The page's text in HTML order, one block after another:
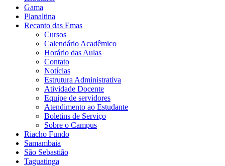
Gama
Planaltina
Recanto das Emas
Cursos
Calendário Acadêmico
Horário das Aulas
Contato
Notícias
Estrutura Administrativa
Atividade Docente
Equipe de servidores
Atendimento ao Estudante
Boletins de Serviço
Sobre o Campus
Riacho Fundo
Samambaia
São Sebastião
Taguatinga